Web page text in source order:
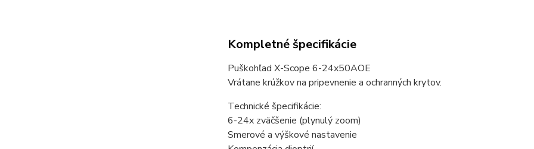
Kompletné špecifikácie
Puškohľad X-Scope 6-24x50AOE
Vrátane krúžkov na pripevnenie a ochranných krytov.
Technické špecifikácie:
6-24x zväčšenie (plynulý zoom)
Smerové a výškové nastavenie